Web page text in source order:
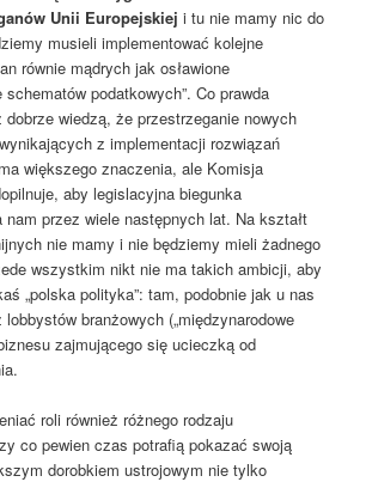
Unii Europejskiej i tu nie mamy nic do
musieli implementować kolejne
równie mądrych jak osławione
schematów podatkowych”. Co prawda
dobrze wiedzą, że przestrzeganie nowych
z implementacji rozwiązań
większego znaczenia, ale Komisja
aby legislacyjna biegunka
nam przez wiele następnych lat. Na kształt
nie mamy i nie będziemy mieli żadnego
wszystkim nikt nie ma takich ambicji, aby
„polska polityka”: tam, podobnie jak u nas
branżowych („międzynarodowe
zajmującego się ucieczką od
roli również różnego rodzaju
co pewien czas potrafią pokazać swoją
dorobkiem ustrojowym nie tylko